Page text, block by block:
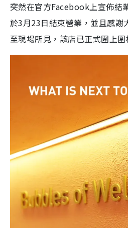
突然在官方Facebook上宣佈結
於3月23日結束營業，並且感謝
至現場所見，該店已正式圍上圍